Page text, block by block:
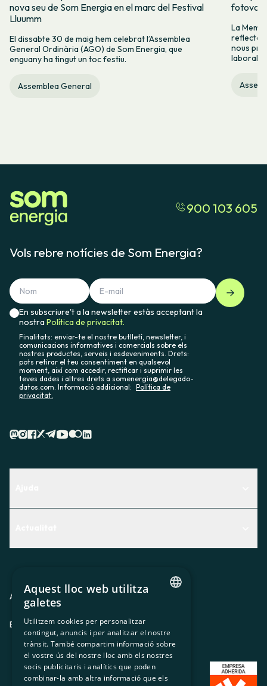
nova seu de Som Energia en el marc del Festival
Lluumm
El dissabte 30 de maig hem celebrat l’Assemblea
General Ordinària (AGO) de Som Energia, que
enguany ha tingut un toc festiu.
Assemblea General
La
reflecteix
nous
laboral.
900 103 605
Vols rebre notícies de Som Energia?
En subscriure't a la newsletter estàs acceptant la
nostraPolítica de privacitat.
Finalitats: enviar-te el nostre butlletí, newsletter, i
comunicacions informatives i comercials sobre els
nostres productes, serveis i esdeveniments. Drets:
pots retirar el teu consentiment en qualsevol
moment, així com accedir, rectificar i suprimir les
teves dades i altres drets a somenergia@delegado-
datos.com. Informació addicional: Política de
privacitat.
Premsa
Treballa amb nosaltres
Avis legal Política de privacitatPolítica de cookies
ES CAGLEU
SPANISH
GL
BASQUE
Aquest lloc web utilitza
galetes
Utilitzem cookies per personalitzar
contingut, anuncis i per analitzar el nostre
trànsit. També compartim informació sobre
el vostre ús del nostre lloc amb els nostres
socis publicitaris i analítics que poden
combinar-la amb altra informació que els